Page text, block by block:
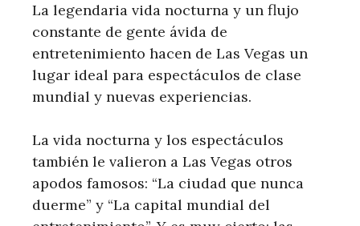
La legendaria vida nocturna y un flujo
constante de gente ávida de
entretenimiento hacen de Las Vegas un
lugar ideal para espectáculos de clase
mundial y nuevas experiencias.
La vida nocturna y los espectáculos
también le valieron a Las Vegas otros
apodos famosos: “La ciudad que nunca
duerme” y “La capital mundial del